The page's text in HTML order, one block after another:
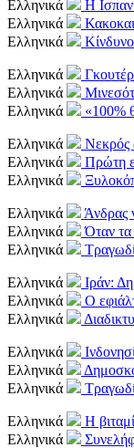
Ελληνικά
Η
Ελληνικά
Ελληνικά
Ελληνικά
Ελληνικά
Ελληνικά
«100%
Ελληνικά
Νεκρός
Ελληνικά
Πρώτη
Ελληνικά
Ελληνικά
Άνδρας
Ελληνικά
Όταν τα
Ελληνικά
Ελληνικά
Ιράν:
Ελληνικά
Ο
Ελληνικά
Ελληνικά
Ελληνικά
Ελληνικά
Ελληνικά
Η
Ελληνικά